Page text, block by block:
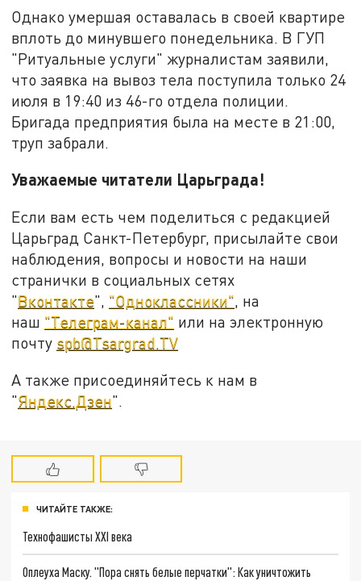
Однако умершая оставалась в своей квартире
вплоть до минувшего понедельника. В ГУП
"Ритуальные услуги" журналистам заявили,
что заявка на вывоз тела поступила только 24
июля в 19:40 из 46-го отдела полиции.
Бригада предприятия была на месте в 21:00,
труп забрали.
Уважаемые читатели Царьграда!
Если вам есть чем поделиться с редакцией
Царьград Санкт-Петербург, присылайте свои
наблюдения, вопросы и новости на наши
странички в социальных сетях
"Вконтакте", "Одноклассники", на
наш "Телеграм-канал" или на электронную
почту spb@Tsargrad.TV
А также присоединяйтесь к нам в
"Яндекс.Дзен".
ЧИТАЙТЕ ТАКЖЕ:
Технофашисты XXI века
Оплеуха Маску. "Пора снять белые перчатки": Как уничтожить